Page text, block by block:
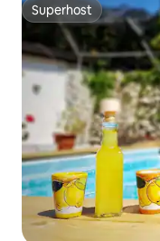
Superhost
Superhost